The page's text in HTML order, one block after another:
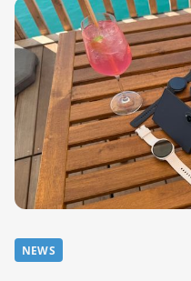
NEWS